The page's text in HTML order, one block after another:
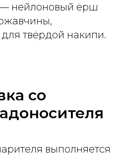
— нейлоновый ёрш
твёрдой накипи.
со
выполняется